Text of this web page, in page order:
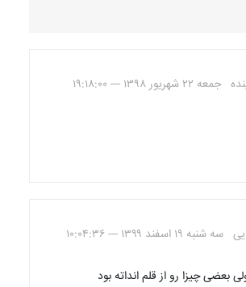
جمعه ۲۲ شهریور ۱۳۹۸ --- ۱۹:۱۸:۰۰
سه شنبه ۱۹ اسفند ۱۳۹۹ --- ۱۰:۰۴:۳۶
بعضی چیزا رو از قلم انداته بود